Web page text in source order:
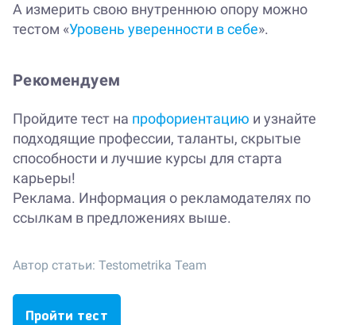
А измерить свою внутреннюю опору можно
тестом «Уровень уверенности в себе».
Рекомендуем
Пройдите тест на профориентацию и узнайте
подходящие профессии, таланты, скрытые
способности и лучшие курсы для старта
карьеры!
Реклама. Информация о рекламодателях по
ссылкам в предложениях выше.
Автор статьи: Testometrika Team
Пройти тест